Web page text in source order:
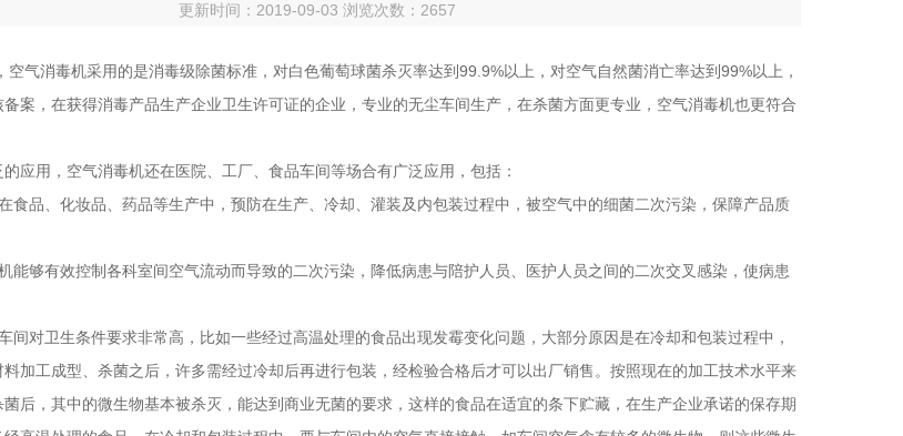
更新时间：2019-09-03 浏览次数： 2657
气消毒机采用的是消毒级除菌标准，对白色葡萄球菌杀灭率达到99.9%以上，对空气自然菌消亡率达到99%以上，
，在获得消毒产品生产企业卫生许可证的企业，专业的无尘车间生产，在杀菌方面更专业，空气消毒机也更符合
，空气消毒机还在医院、工厂、食品车间等场合有广泛应用，包括：
食品、化妆品、药品等生产中，预防在生产、冷却、灌装及内包装过程中，被空气中的细菌二次污染，保障产品质
毒机能够有效控制各科室间空气流动而导致的二次污染，降低病患与陪护人员、医护人员之间的二次交叉感染，使病患
车间对卫生条件要求非常高，比如一些经过高温处理的食品出现发霉变化问题，大部分原因是在冷却和包装过程中，
加工成型、杀菌之后，许多需经过冷却后再进行包装，经检验合格后才可以出厂销售。按照现在的加工技术水平来
后，其中的微生物基本被杀灭，能达到商业无菌的要求，这样的食品在适宜的条下贮藏，在生产企业承诺的保存期